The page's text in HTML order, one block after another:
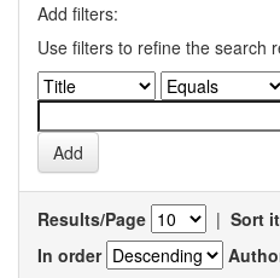
Add filters:
Use filters to refine the search
Results/Page | Sort
In order